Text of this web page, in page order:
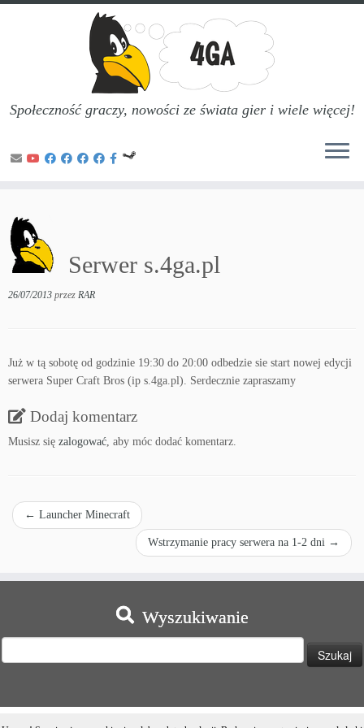
treści
Społeczność graczy, nowości ze świata gier i wiele więcej!
Serwer s.4ga.pl
26/07/2013 przez RAR
Już w tą sobotę od godzinie 19:30 do 20:00 odbedzie sie start nowej edycji
serwera Super Craft Bros (ip s.4ga.pl). Serdecznie zapraszamy
Dodaj komentarz
Musisz się zalogować, aby móc dodać komentarz.
← Launcher Minecraft
Wstrzymanie pracy serwera na 1-2 dni →
Wyszukiwanie